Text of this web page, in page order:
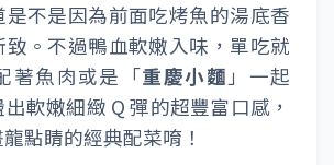
是不是因為前面吃烤魚的湯底香
。不過鴨血軟嫩入味，單吃就
著魚肉或是「重慶小麵」一起
軟嫩細緻 Q 彈的超豐富口感，
點睛的經典配菜唷！